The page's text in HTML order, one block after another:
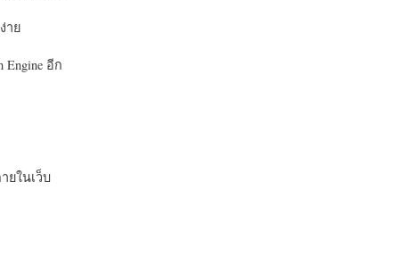
าย
อีก
ยในเว็บ